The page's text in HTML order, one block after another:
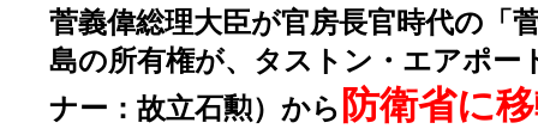
菅義偉総理大臣が官房長官時代の「
島の所有権が、タストン・エアポー
ナー：故立石勲）から 防衛省に